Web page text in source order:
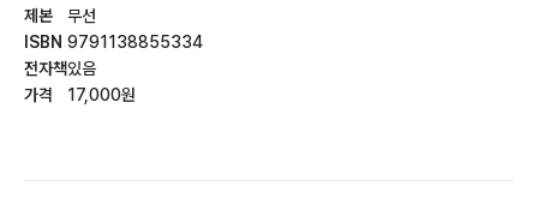
제본
ISBN
전자책
가격
무선
9791138855334
있음
17,000원